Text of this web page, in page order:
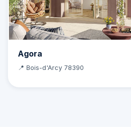
Agora
📍 Bois-d'Arcy 78390